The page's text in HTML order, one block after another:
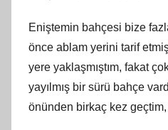
Eniştemin bahçesi bize
önce ablam yerini tarif
yere yaklaşmıştım, fakat
yayılmış bir sürü bahçe
önünden birkaç kez